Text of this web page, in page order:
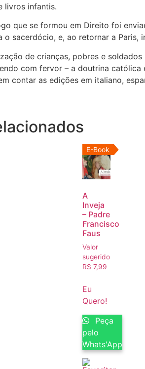
livros infantis.
que se formou em Direito foi
o sacerdócio, e, ao retornar a Paris,
de crianças, pobres e
com fervor – a doutrina católica
contar as edições em italiano,
E-Book
A
Inveja
– Padre
Francisco
Faus
Valor
sugerido
R$ 7,99
Eu
Quero!
Peça
pelo
Whats'App